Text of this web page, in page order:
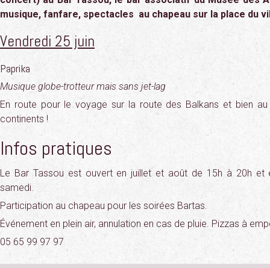
musique, fanfare, spectacles au chapeau sur la place du
Vendredi 25 juin
Paprika
Musique globe-trotteur mais sans jet-lag
En route pour le voyage sur la route des Balkans et bien
continents !
Infos pratiques
Le Bar Tassou est ouvert en juillet et août de 15h à 20h et
samedi.
Participation au chapeau pour les soirées Bartas.
Événement en plein air, annulation en cas de pluie. Pizzas à
05 65 99 97 97